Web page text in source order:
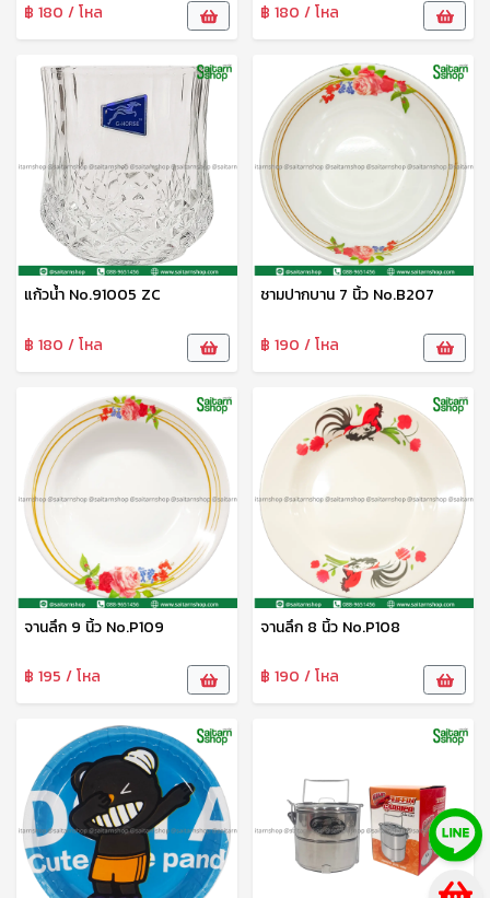
฿ 180 / โหล ฿ 180 / โหล
แก้วน้ำ No.91005 ZC
฿ 180 / โหล
ชามปากบาน 7 นิ้ว No.B207
฿ 190 / โหล
จานลึก 9 นิ้ว No.P109
฿ 195 / โหล
จานลึก 8 นิ้ว No.P108
฿ 190 / โหล